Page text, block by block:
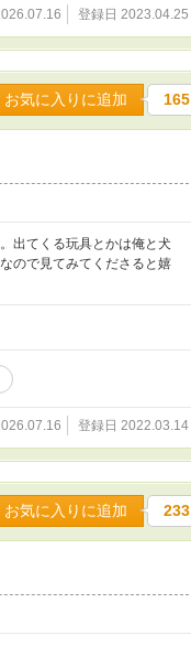
登録日 2023.04.25
お気に入りに追加 165
出てくる玩具とかは俺と犬
ので見てみてくださると嬉
登録日 2022.03.14
お気に入りに追加 233